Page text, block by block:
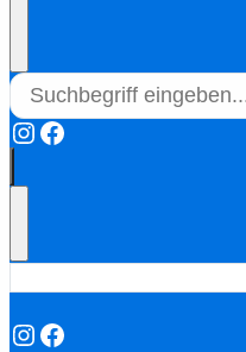
Instagram
Facebook
Instagram
Facebook